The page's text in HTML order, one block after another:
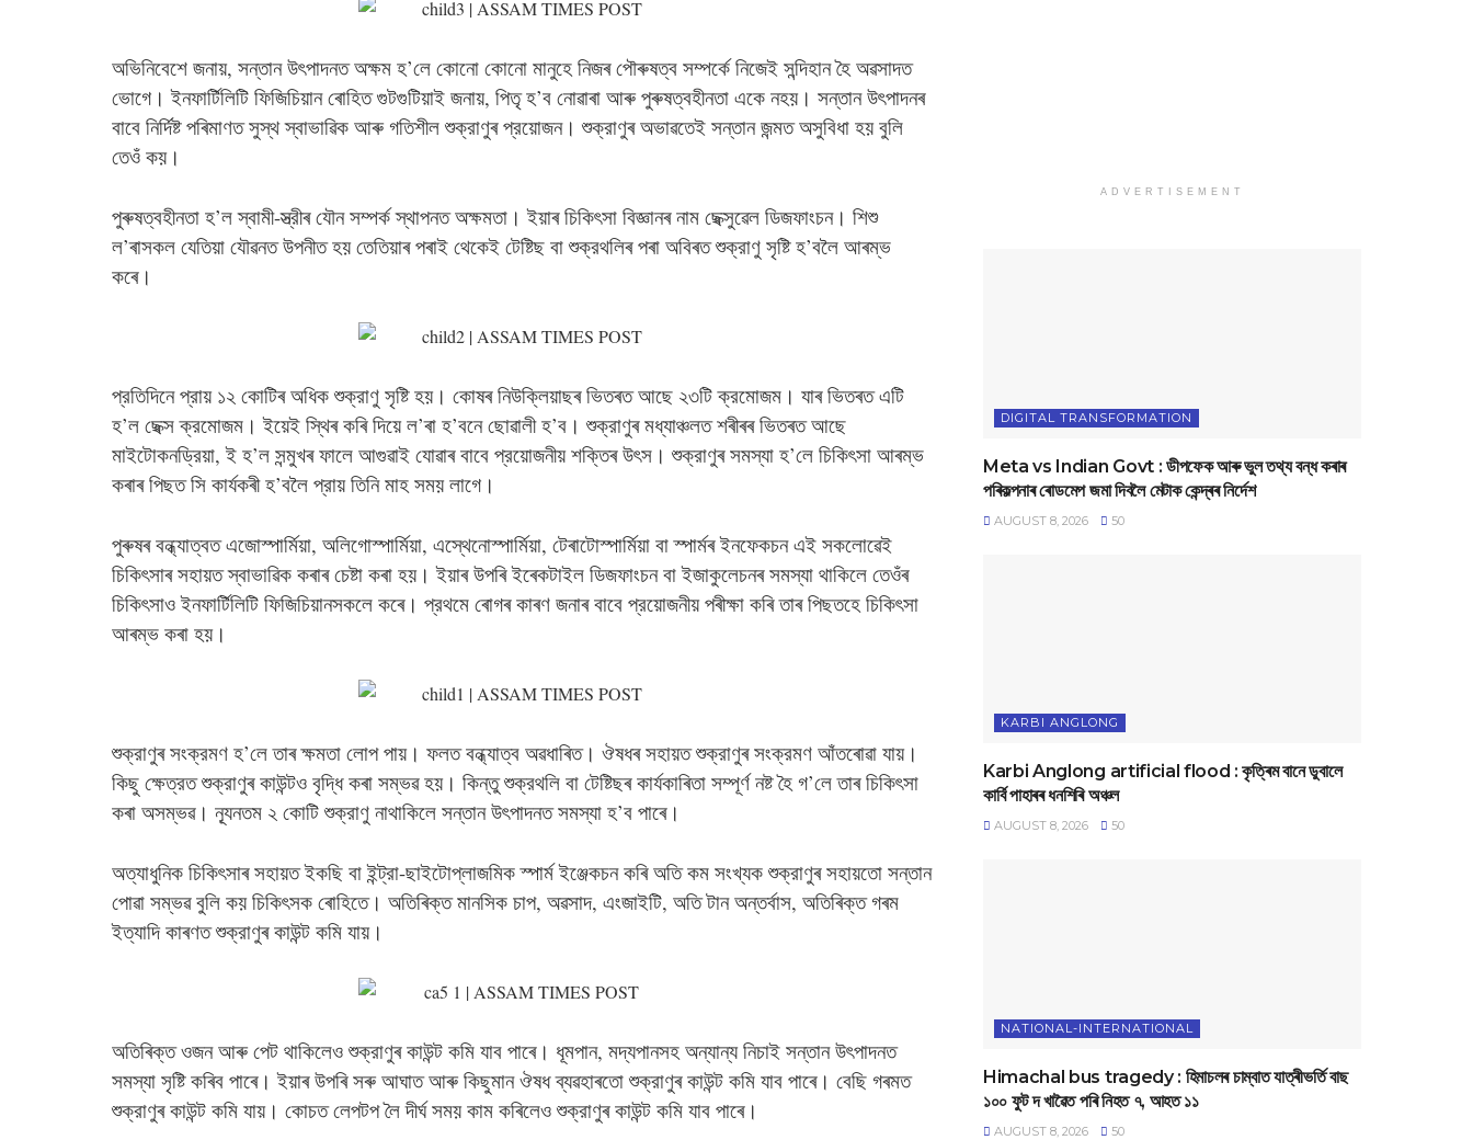
অভিনিবেশে জনায়, সন্তান উৎপাদনত অক্ষম হ’লে কোনো কোনো মানুহে নিজৰ পৌৰুষত্ব সম্পর্কে নিজেই সন্দিহান হৈ অৱসাদত
ভোগে। ইনফার্টিলিটি ফিজিচিয়ান ৰোহিত গুটগুটিয়াই জনায়, পিতৃ হ’ব নোৱাৰা আৰু পুৰুষত্বহীনতা একে নহয়। সন্তান উৎপাদনৰ
বাবে নির্দিষ্ট পৰিমাণত সুস্থ স্বাভাৱিক আৰু গতিশীল শুক্রাণুৰ প্রয়োজন। শুক্রাণুৰ অভাৱতেই সন্তান জন্মত অসুবিধা হয় বুলি
তেওঁ কয়।
পুৰুষত্বহীনতা হ’ল স্বামী-স্ত্রীৰ যৌন সম্পর্ক স্থাপনত অক্ষমতা। ইয়াৰ চিকিৎসা বিজ্ঞানৰ নাম ছেক্সুৱেল ডিজফাংচন। শিশু
ল’ৰাসকল যেতিয়া যৌৱনত উপনীত হয় তেতিয়াৰ পৰাই থেকেই টেষ্টিছ বা শুক্রথলিৰ পৰা অবিৰত শুক্রাণু সৃষ্টি হ’বলৈ আৰম্ভ
কৰে।
প্রতিদিনে প্রায় ১২ কোটিৰ অধিক শুক্রাণু সৃষ্টি হয়। কোষৰ নিউক্লিয়াছৰ ভিতৰত আছে ২৩টি ক্রমোজম। যাৰ ভিতৰত এটি
হ’ল ছেক্স ক্রমোজম। ইয়েই স্থিৰ কৰি দিয়ে ল’ৰা হ’বনে ছোৱালী হ’ব। শুক্রাণুৰ মধ্যাঞ্চলত শৰীৰৰ ভিতৰত আছে
মাইটোকনড্রিয়া, ই হ’ল সন্মুখৰ ফালে আগুৱাই যোৱাৰ বাবে প্রয়োজনীয় শক্তিৰ উৎস। শুক্রাণুৰ সমস্যা হ’লে চিকিৎসা আৰম্ভ
কৰাৰ পিছত সি কার্যকৰী হ’বলৈ প্রায় তিনি মাহ সময় লাগে।
পুৰুষৰ বন্ধ্যাত্বত এজোস্পার্মিয়া, অলিগোস্পার্মিয়া, এস্থেনোস্পার্মিয়া, টেৰাটোস্পার্মিয়া বা স্পার্মৰ ইনফেকচন এই সকলোৱেই
চিকিৎসাৰ সহায়ত স্বাভাৱিক কৰাৰ চেষ্টা কৰা হয়। ইয়াৰ উপৰি ইৰেকটাইল ডিজফাংচন বা ইজাকুলেচনৰ সমস্যা থাকিলে তেওঁৰ
চিকিৎসাও ইনফার্টিলিটি ফিজিচিয়ানসকলে কৰে। প্রথমে ৰোগৰ কাৰণ জনাৰ বাবে প্রয়োজনীয় পৰীক্ষা কৰি তাৰ পিছতহে চিকিৎসা
আৰম্ভ কৰা হয়।
শুক্রাণুৰ সংক্রমণ হ’লে তাৰ ক্ষমতা লোপ পায়। ফলত বন্ধ্যাত্ব অৱধাৰিত। ঔষধৰ সহায়ত শুক্রাণুৰ সংক্রমণ আঁতৰোৱা যায়।
কিছু ক্ষেত্রত শুক্রাণুৰ কাউন্টও বৃদ্ধি কৰা সম্ভৱ হয়। কিন্তু শুক্রথলি বা টেষ্টিছৰ কার্যকাৰিতা সম্পূর্ণ নষ্ট হৈ গ’লে তাৰ চিকিৎসা
কৰা অসম্ভৱ। ন্যূনতম ২ কোটি শুক্রাণু নাথাকিলে সন্তান উৎপাদনত সমস্যা হ’ব পাৰে।
অত্যাধুনিক চিকিৎসাৰ সহায়ত ইকছি বা ইন্ট্রা-ছাইটোপ্লাজমিক স্পার্ম ইঞ্জেকচন কৰি অতি কম সংখ্যক শুক্রাণুৰ সহায়তো সন্তান
পোৱা সম্ভৱ বুলি কয় চিকিৎসক ৰোহিতে। অতিৰিক্ত মানসিক চাপ, অৱসাদ, এংজাইটি, অতি টান অন্তর্বাস, অতিৰিক্ত গৰম
ইত্যাদি কাৰণত শুক্রাণুৰ কাউন্ট কমি যায়।
অতিৰিক্ত ওজন আৰু পেট থাকিলেও শুক্রাণুৰ কাউন্ট কমি যাব পাৰে। ধূমপান, মদ্যপানসহ অন্যান্য নিচাই সন্তান উৎপাদনত
সমস্যা সৃষ্টি কৰিব পাৰে। ইয়াৰ উপৰি সৰু আঘাত আৰু কিছুমান ঔষধ ব্যৱহাৰতো শুক্রাণুৰ কাউন্ট কমি যাব পাৰে। বেছি গৰমত
শুক্রাণুৰ কাউন্ট কমি যায়। কোচত লেপটপ লৈ দীর্ঘ সময় কাম কৰিলেও শুক্রাণুৰ কাউন্ট কমি যাব পাৰে।
ADVERTISEMENT
DIGITAL TRANSFORMATION
Meta vs Indian Govt : ডীপফেক আৰু ভুল তথ্য বন্ধ কৰাৰ
পৰিকল্পনাৰ ৰোডমেপ জমা দিবলৈ মেটাক কেন্দ্ৰৰ নিৰ্দেশ
AUGUST 8, 2026 50
KARBI ANGLONG
Karbi Anglong artificial flood : কৃত্ৰিম বানে ডুবালে
কাৰ্বি পাহাৰৰ ধনশিৰি অঞ্চল
AUGUST 8, 2026 50
NATIONAL-INTERNATIONAL
Himachal bus tragedy : হিমাচলৰ চাম্বাত যাত্ৰীভৰ্তি বাছ
১০০ ফুট দ খাৱৈত পৰি নিহত ৭, আহত ১১
AUGUST 8, 2026 50